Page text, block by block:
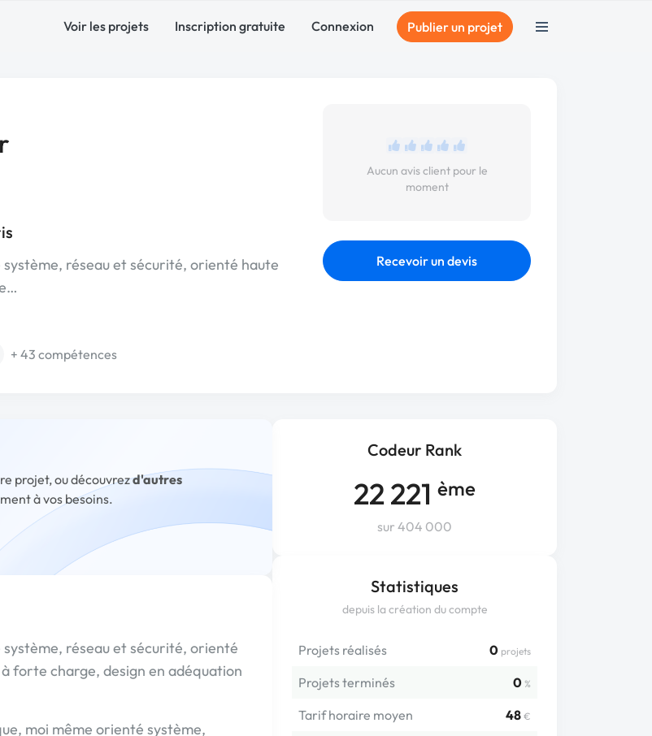
Voir les projets Inscription gratuite Connexion Publier un projet
réseau et sécurité, orienté haute
+ 43 compétences
Aucun avis client pour le
moment
Recevoir un devis
Codeur Rank
22 221 ème
sur 404 000
Statistiques
depuis la création du compte
Projets réalisés 0 projets
Projets terminés 0 %
Tarif horaire moyen 48 €
projet, ou découvrezd'autres
à vos besoins.
réseau et sécurité, orienté
forte charge, design en adéquation
moi même orienté système,